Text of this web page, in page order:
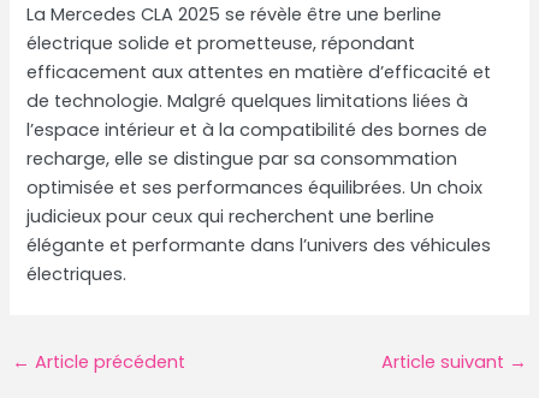
La Mercedes CLA 2025 se révèle être une berline
électrique solide et prometteuse, répondant
efficacement aux attentes en matière d’efficacité et
de technologie. Malgré quelques limitations liées à
l’espace intérieur et à la compatibilité des bornes de
recharge, elle se distingue par sa consommation
optimisée et ses performances équilibrées. Un choix
judicieux pour ceux qui recherchent une berline
élégante et performante dans l’univers des véhicules
électriques.
Navigation
← Article précédent Article suivant →